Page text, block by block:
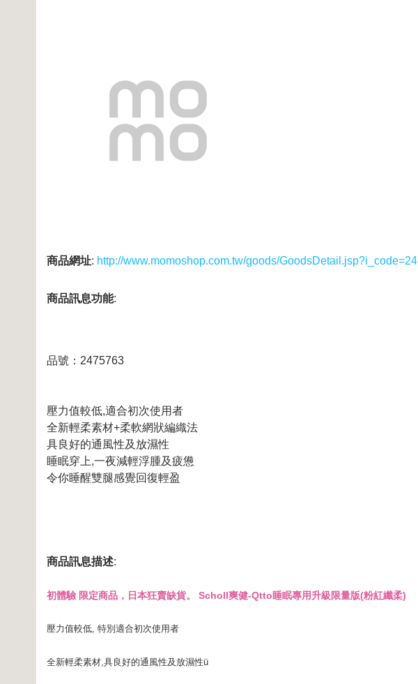
商品網址: http://www.momoshop.com.tw/goods/
商品訊息功能:
品號：2475763
壓力值較低,適合初次使用者
全新輕柔素材+柔軟網狀編織法
具良好的通風性及放濕性
睡眠穿上,一夜減輕浮腫及疲憊
令你睡醒雙腿感覺回復輕盈
商品訊息描述:
初體驗 限定商品，日本狂賣缺貨。 Scholl爽健-Qtto睡眠專用升級限量版(粉紅纖柔)
壓力值較低, 特別適合初次使用者
全新輕柔素材,具良好的通風性及放濕性ü